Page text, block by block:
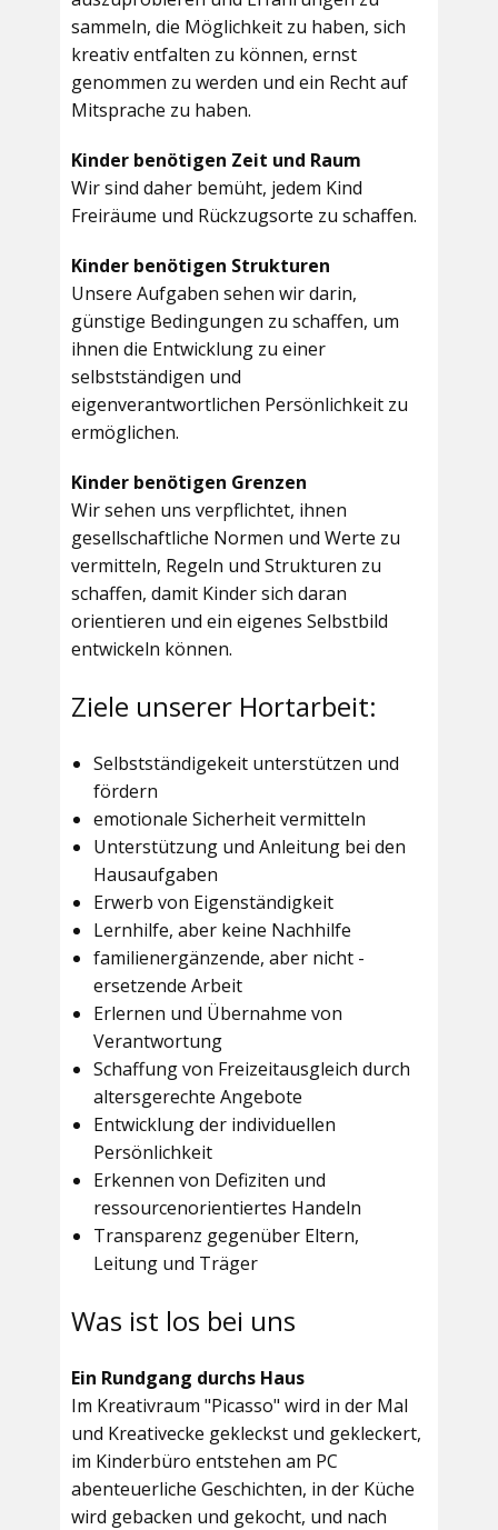
sammeln, die Möglichkeit zu haben, sich
kreativ entfalten zu können, ernst
genommen zu werden und ein Recht auf
Mitsprache zu haben.
Kinder benötigen Zeit und Raum
Wir sind daher bemüht, jedem Kind
Freiräume und Rückzugsorte zu schaffen.
Kinder benötigen Strukturen
Unsere Aufgaben sehen wir darin,
günstige Bedingungen zu schaffen, um
ihnen die Entwicklung zu einer
selbstständigen und
eigenverantwortlichen Persönlichkeit zu
ermöglichen.
Kinder benötigen Grenzen
Wir sehen uns verpflichtet, ihnen
gesellschaftliche Normen und Werte zu
vermitteln, Regeln und Strukturen zu
schaffen, damit Kinder sich daran
orientieren und ein eigenes Selbstbild
entwickeln können.
Ziele unserer Hortarbeit:
Selbstständigekeit unterstützen und
fördern
emotionale Sicherheit vermitteln
Unterstützung und Anleitung bei den
Hausaufgaben
Erwerb von Eigenständigkeit
Lernhilfe, aber keine Nachhilfe
familienergänzende, aber nicht -
ersetzende Arbeit
Erlernen und Übernahme von
Verantwortung
Schaffung von Freizeitausgleich durch
altersgerechte Angebote
Entwicklung der individuellen
Persönlichkeit
Erkennen von Defiziten und
ressourcenorientiertes Handeln
Transparenz gegenüber Eltern,
Leitung und Träger
Was ist los bei uns
Ein Rundgang durchs Haus
Im Kreativraum "Picasso" wird in der Mal
und Kreativecke gekleckst und gekleckert,
im Kinderbüro entstehen am PC
abenteuerliche Geschichten, in der Küche
wird gebacken und gekocht, und nach